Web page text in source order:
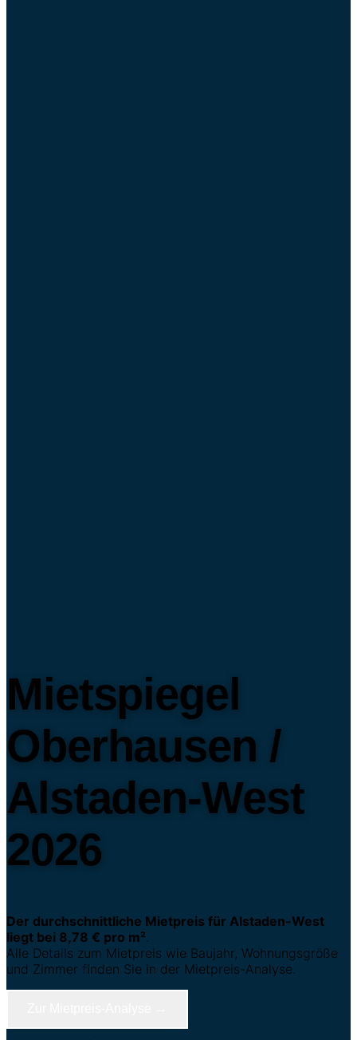
Mietspiegel
Oberhausen /
Alstaden-West
2026
Der durchschnittliche Mietpreis für Alstaden-West
liegt bei 8,78 € pro m²
Alle Details zum Mietpreis wie Baujahr, Wohnungsgröße
und Zimmer finden Sie in der Mietpreis-Analyse.